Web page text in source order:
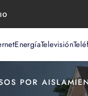
EnergíaTelevisión
POR